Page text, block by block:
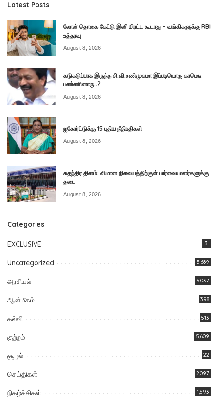
Latest Posts
லோன் தொகை கேட்டு இனி மிரட்ட கூடாது – வங்கிகளுக்கு RBI
உத்தரவு
August 8, 2026
கடுகடுப்பாக இருந்த சி.வி.சண்முகமா இப்படியொரு காமெடி
பண்ணினாரு..?
August 8, 2026
ஐகோர்ட்டுக்கு 15 புதிய நீதிபதிகள்
August 8, 2026
சுதந்திர தினம்: விமான நிலையத்திற்குள் பார்வையாளர்களுக்கு
தடை
August 8, 2026
Categories
EXCLUSIVE 3
Uncategorized 5,689
அரசியல் 5,037
ஆன்மீகம் 398
கல்வி 513
குற்றம் 5,609
சூழல் 22
செய்திகள் 2,097
நிகழ்ச்சிகள் 1,593